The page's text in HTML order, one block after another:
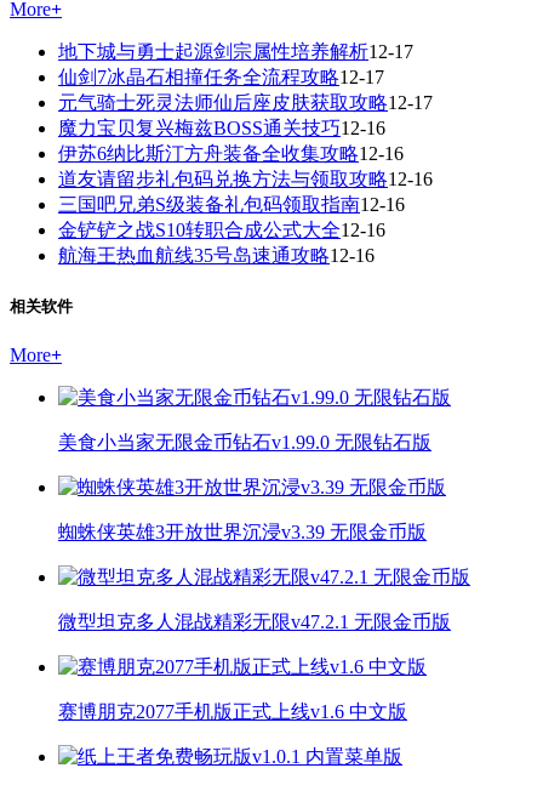
More+
地下城与勇士起源剑宗属性培养解析12-17
仙剑7冰晶石相撞任务全流程攻略12-17
元气骑士死灵法师仙后座皮肤获取攻略12-17
魔力宝贝复兴梅兹BOSS通关技巧12-16
伊苏6纳比斯汀方舟装备全收集攻略12-16
道友请留步礼包码兑换方法与领取攻略12-16
三国吧兄弟S级装备礼包码领取指南12-16
金铲铲之战S10转职合成公式大全12-16
航海王热血航线35号岛速通攻略12-16
相关软件
More+
美食小当家无限金币钻石v1.99.0 无限钻石版
蜘蛛侠英雄3开放世界沉浸v3.39 无限金币版
微型坦克多人混战精彩无限v47.2.1 无限金币版
赛博朋克2077手机版正式上线v1.6 中文版